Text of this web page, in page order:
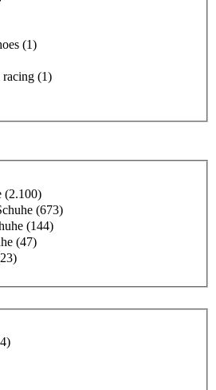
(1)
racing (1)
(2.100)
(673)
(144)
(47)